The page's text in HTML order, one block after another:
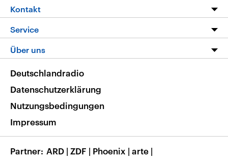
Die Nachrichten
Nachrichtenleicht
Neue Beiträge auf dlf.de
Livestream
Podcasts
Deutschlandfunk App
Nachrichten App
Frequenzen
Kontakt
Hörerservice
Service
FAQ
Veranstaltungen
Musikliste
RSS
Über uns
Barrierefreiheit
Deutschlandradio
Datenschutzerklärung
Nutzungsbedingungen
Impressum
Partner ARD | ZDF | Phoenix | arte |